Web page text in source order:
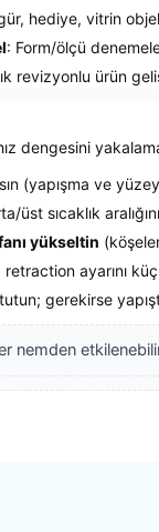
hediye, vitrin
: Form/ölçü
revizyonlu ürün
dengesini
(yapışma ve
sıcaklık aralığını
yükseltin
ayarını
gerekirse
nemden